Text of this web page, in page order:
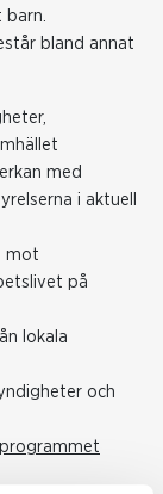
barn.
bland annat
med
i aktuell
mot
på
lokala
och